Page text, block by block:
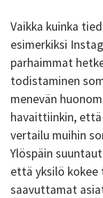
Vaikka kuinka
esimerkiksi
parhaimmat
todistaminen
menevän
havaittiinkin,
vertailu muihin
Ylöspäin
että yksilö kokee
saavuttamat